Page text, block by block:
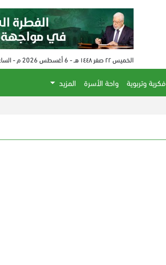
الخميس ٢٢ صفر ١٤٤٨ هـ - 6 أغسطس 2026 م - الساعة 04:16 م
فكرية وتربوية واحة الأسرة
المزيد